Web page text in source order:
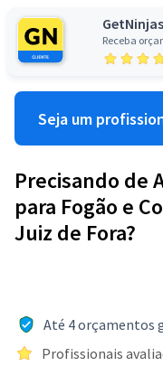
Receba
Seja um
Precisando de
para Fogão e
Juiz de Fora?
Até 4 orçamentos
Profissionais